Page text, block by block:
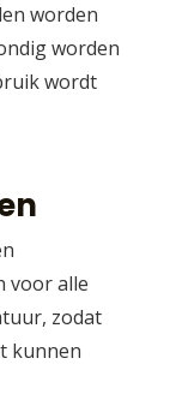
worden
worden
wordt
voor alle
zodat
kunnen